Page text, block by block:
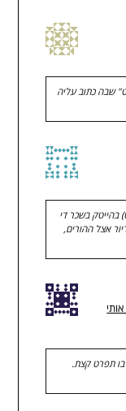
שבה כתוב עליה
בהייטק בשכר די
דיור אצל ההורים,
אותי
תפרט קצת.